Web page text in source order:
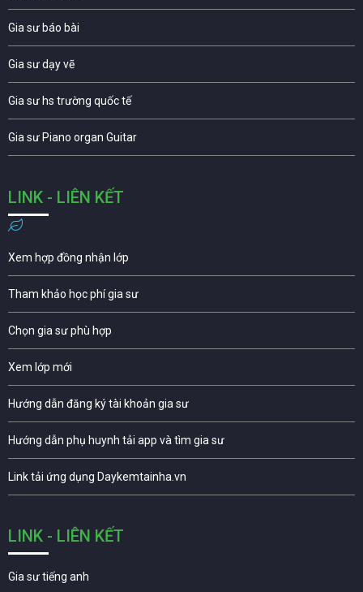
Gia sư báo bài
Gia sư dạy vẽ
Gia sư hs trường quốc tế
Gia sư Piano organ Guitar
LINK - LIÊN KẾT
Xem hợp đồng nhận lớp
Tham khảo học phí gia sư
Chọn gia sư phù hợp
Xem lớp mới
Hướng dẫn đăng ký tài khoản gia sư
Hướng dẫn phụ huynh tải app và tìm gia sư
Link tải ứng dụng Daykemtainha.vn
LINK - LIÊN KẾT
Gia sư tiếng anh